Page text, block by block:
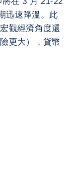
迅速降溫。此
觀經濟角度還
更大），貨幣